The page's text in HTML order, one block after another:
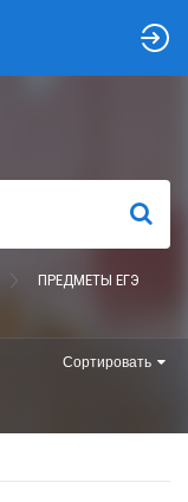
НАЙТИ
ПРЕДМЕТЫ ЕГЭ
Сортировать